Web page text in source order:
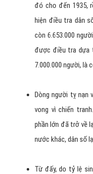
đó cho đến 1935,
hiện điều tra dân
còn 6.653.000
được điều tra dựa
7.000.000 người,
Dòng người tỵ nạn
vong vì chiến
phần lớn đã trở về
nước khác, dân số
Từ đấy, do tỷ lệ